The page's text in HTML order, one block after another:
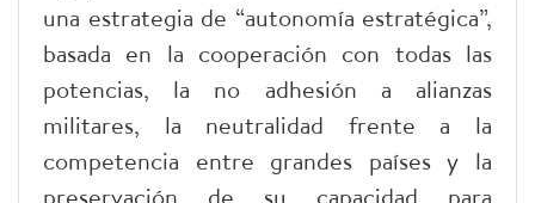
una estrategia de “autonomía estratégica”,
basada en la cooperación con todas las
potencias, la no adhesión a alianzas
militares, la neutralidad frente a la
competencia entre grandes países y la
preservación de su capacidad para